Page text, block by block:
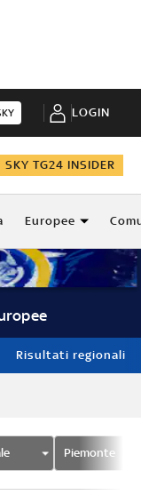
LOGIN
SKY TG24 INSIDER
Europee
Risultati regionali
Piemonte